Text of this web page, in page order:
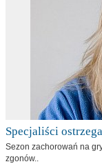
Specjaliści
Sezon zachorowań na
zgonów..